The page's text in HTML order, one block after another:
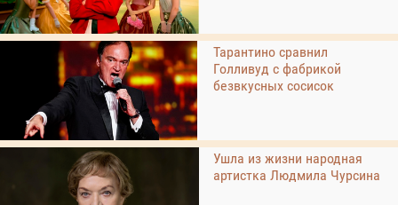
Тарантино сравнил
Голливуд с фабрикой
безвкусных сосисок
Ушла из жизни народная
артистка Людмила Чурсина